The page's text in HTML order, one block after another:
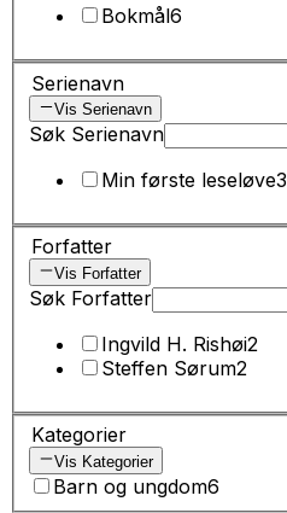
Bokmål6
Serienavn
Vis Serienavn
Søk Serienavn
Min første leseløve3
Forfatter
Vis Forfatter
Søk Forfatter
Ingvild H. Rishøi2
Steffen Sørum2
Kategorier
Vis Kategorier
Barn og ungdom6